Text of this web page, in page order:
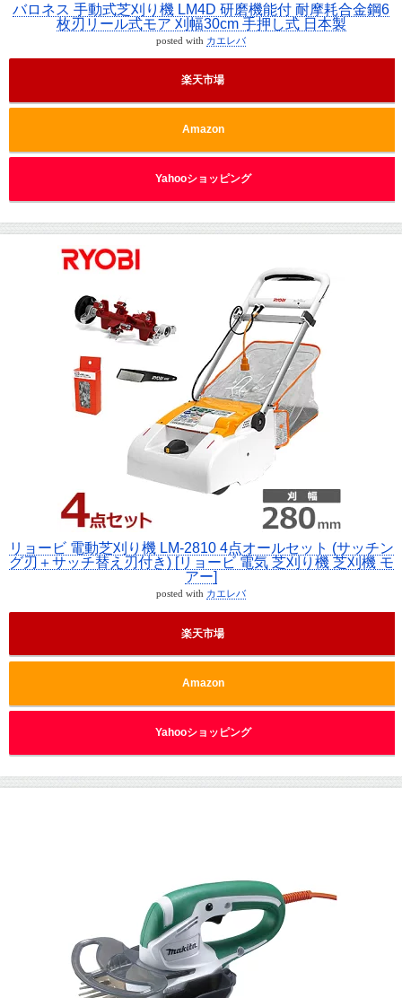
バロネス 手動式芝刈り機 LM4D 研磨機能付 耐摩耗合金鋼6
枚刃リール式モア 刈幅30cm 手押し式 日本製
posted with カエレバ
楽天市場
Amazon
Yahooショッピング
リョービ 電動芝刈り機 LM-2810 4点オールセット (サッチン
グ刃＋サッチ替え刃付き) [リョービ 電気 芝刈り機 芝刈機 モ
アー]
posted with カエレバ
楽天市場
Amazon
Yahooショッピング